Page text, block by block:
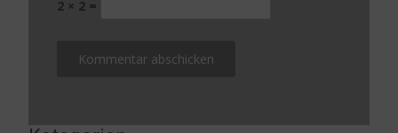
2 × 2 =